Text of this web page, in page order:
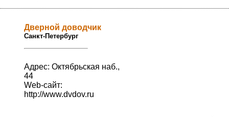
Дверной доводчик
Санкт-Петербург
Адрес: Октябрьская наб.,
44
Web-сайт:
http://www.dvdov.ru